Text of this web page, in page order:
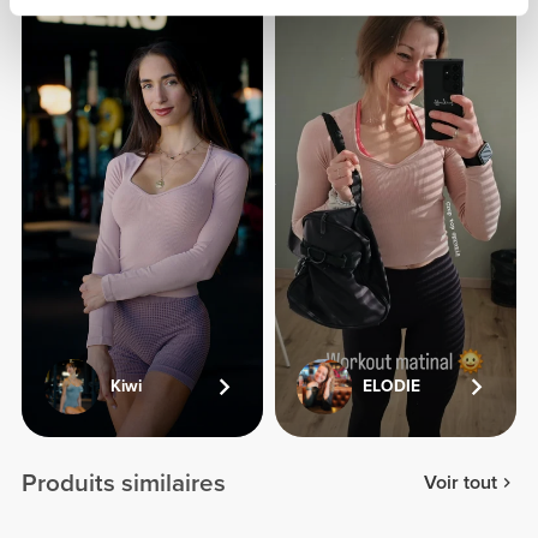
Kiwi ELODIE
Produits similaires Voir tout